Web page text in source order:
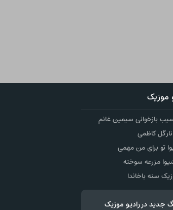
موزیک
بازخوانی سیمین غانم
کاظمی
تو برای من مهمی
مزرعه سوخته
سنه باخاندا